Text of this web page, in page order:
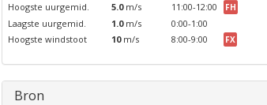
Hoogste uurgemid. 5.0m/s 11:00-12:00 FH
Laagste uurgemid. 1.0m/s
0:00-1:00
Hoogste windstoot
10m/s 8:00-9:00 FX
Bron